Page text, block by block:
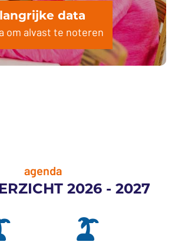
data
om alvast te noteren
agenda
2026 - 2027